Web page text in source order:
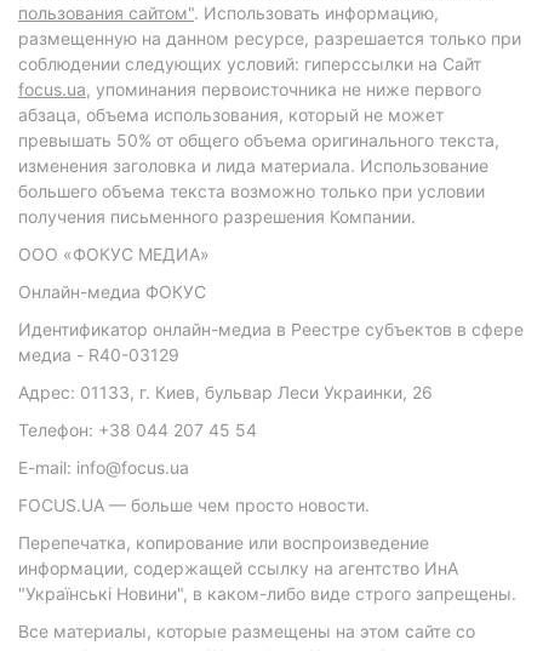
пользования сайтом". Использовать информацию,
размещенную на данном ресурсе, разрешается только при
соблюдении следующих условий: гиперссылки на Сайт
focus.ua, упоминания первоисточника не ниже первого
абзаца, объема использования, который не может
превышать 50% от общего объема оригинального текста,
изменения заголовка и лида материала. Использование
большего объема текста возможно только при условии
получения письменного разрешения Компании.
ООО «ФОКУС МЕДИА»
Онлайн-медиа ФОКУС
Идентификатор онлайн-медиа в Реестре субъектов в сфере
медиа - R40-03129
Адрес: 01133, г. Киев, бульвар Леси Украинки, 26
Телефон: +38 044 207 45 54
E-mail: info@focus.ua
FOCUS.UA — больше чем просто новости.
Перепечатка, копирование или воспроизведение
информации, содержащей ссылку на агентство ИнА
"Українські Новини", в каком-либо виде строго запрещены.
Все материалы, которые размещены на этом сайте со